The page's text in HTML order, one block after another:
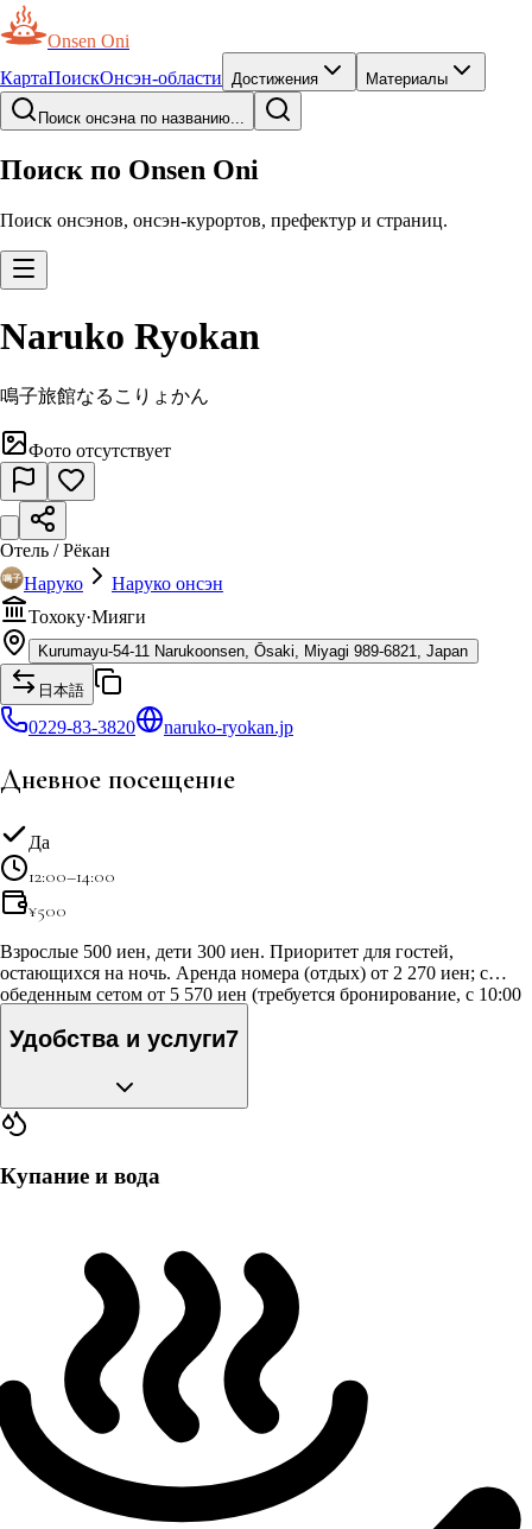
Onsen Oni
КартаПоискОнсэн-области Достижения Материалы
Поиск онсэна по названию...
Поиск по Onsen Oni
Поиск онсэнов, онсэн-курортов, префектур и страниц.
Naruko Ryokan
鳴子旅館なるこりょかん
Фото отсутствует
Отель / Рёкан
Наруко
Наруко онсэн
Тохоку·Мияги
Kurumayu-54-11 Narukoonsen, Ōsaki, Miyagi 989-6821, Japan
日本語
0229-83-3820 naruko-ryokan.jp
Дневное посещение
Да
12:00–14:00
¥500
Взрослые 500 иен, дети 300 иен. Приоритет для гостей,
остающихся на ночь. Аренда номера (отдых) от 2 270 иен; с
обеденным сетом от 5 570 иен (требуется бронирование, с 10:00
Удобства и услуги7
Купание и вода